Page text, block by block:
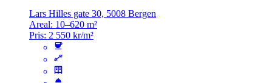
Lars Hilles gate 30, 5008 Bergen
Areal: 10–620 m²
Pris: 2 550 kr/m²